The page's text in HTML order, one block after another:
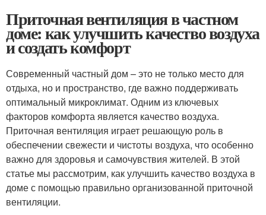
Приточная вентиляция в частном
доме: как улучшить качество воздуха
и создать комфорт
Современный частный дом – это не только место для
отдыха, но и пространство, где важно поддерживать
оптимальный микроклимат. Одним из ключевых
факторов комфорта является качество воздуха.
Приточная вентиляция играет решающую роль в
обеспечении свежести и чистоты воздуха, что особенно
важно для здоровья и самочувствия жителей. В этой
статье мы рассмотрим, как улучшить качество воздуха в
доме с помощью правильно организованной приточной
вентиляции.